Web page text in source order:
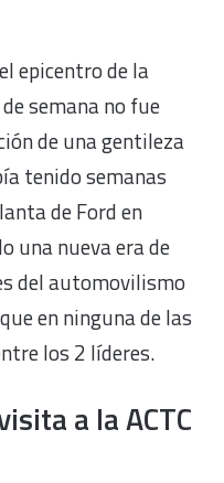
epicentro de la
semana no fue
de una gentileza
tenido semanas
de Ford en
una nueva era de
del automovilismo
en ninguna de las
los 2 líderes.
a la ACTC